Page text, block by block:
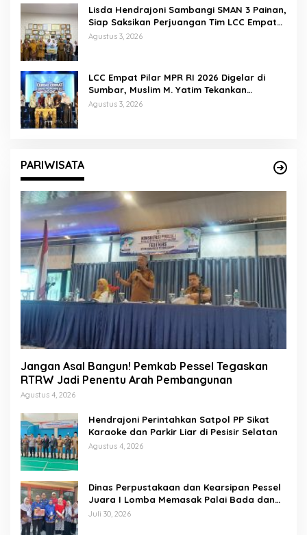
Lisda Hendrajoni Sambangi SMAN 3 Painan,
Siap Saksikan Perjuangan Tim LCC Empat
Pilar di Jakarta
Agustus 3, 2026
LCC Empat Pilar MPR RI 2026 Digelar di
Sumbar, Muslim M. Yatim Tekankan
Pentingnya Karakter Generasi Muda
Agustus 3, 2026
PARIWISATA
Jangan Asal Bangun! Pemkab Pessel Tegaskan
RTRW Jadi Penentu Arah Pembangunan
Agustus 4, 2026
Hendrajoni Perintahkan Satpol PP Sikat
Karaoke dan Parkir Liar di Pesisir Selatan
Agustus 4, 2026
Dinas Perpustakaan dan Kearsipan Pessel
Juara I Lomba Memasak Palai Bada dan
Lamang Golek
Juli 30, 2026